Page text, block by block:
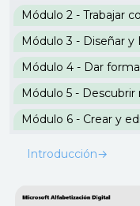
→
Introducción